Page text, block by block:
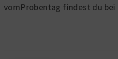
vomProbentag findest du bei